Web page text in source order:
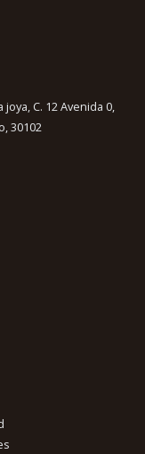
C. 12 Avenida 0,
30102